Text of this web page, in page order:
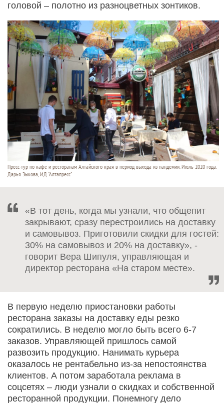
головой – полотно из разноцветных зонтиков.
Пресс-тур по кафе и ресторанам Алтайского края в период выхода из пандемии. Июль 2020 года.
Дарья Зыкова, ИД "Алтапресс"
«В тот день, когда мы узнали, что общепит
закрывают, сразу перестроились на доставку
и самовывоз. Приготовили скидки для гостей:
30% на самовывоз и 20% на доставку», -
говорит Вера Шипуля, управляющая и
директор ресторана «На старом месте».
В первую неделю приостановки работы
ресторана заказы на доставку еды резко
сократились. В неделю могло быть всего 6-7
заказов. Управляющей пришлось самой
развозить продукцию. Нанимать курьера
оказалось не рентабельно из-за непостоянства
клиентов. А потом заработала реклама в
соцсетях – люди узнали о скидках и собственной
ресторанной продукции. Понемногу дело